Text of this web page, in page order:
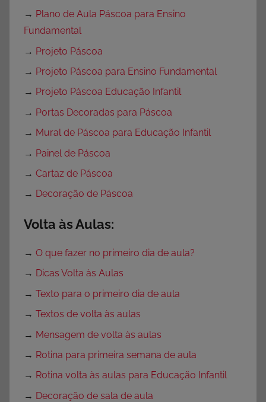
→ Plano de Aula Páscoa para Ensino
Fundamental
→ Projeto Páscoa
→ Projeto Páscoa para Ensino Fundamental
→ Projeto Páscoa Educação Infantil
→ Portas Decoradas para Páscoa
→ Mural de Páscoa para Educação Infantil
→ Painel de Páscoa
→ Cartaz de Páscoa
→ Decoração de Páscoa
Volta às Aulas:
→ O que fazer no primeiro dia de aula?
→ Dicas Volta às Aulas
→ Texto para o primeiro dia de aula
→ Textos de volta às aulas
→ Mensagem de volta às aulas
→ Rotina para primeira semana de aula
→ Rotina volta às aulas para Educação Infantil
→ Decoração de sala de aula